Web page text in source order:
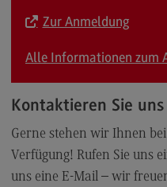
Zur Anmeldung
Alle Informationen zum
Kontaktieren Sie uns
Gerne stehen wir Ihnen
Verfügung! Rufen Sie uns
uns eine E-Mail – wir